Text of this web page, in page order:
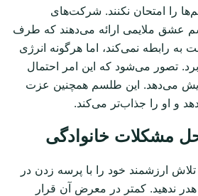
را امتحان نکنند. شرکت‌های
عشق ملایمی ارائه می‌دهند که طرف
به رابطه نمی‌کند، اما هرگونه انرژی
تصور می‌شود که این امر احتمال
می‌دهد. این طلسم همچنین عزت
و او را جذاب‌تر می‌کند.
مشکلات خانوادگی
ارزشمند خود را با پرسه زدن در
ندهید. کمتر در معرض آن قرار